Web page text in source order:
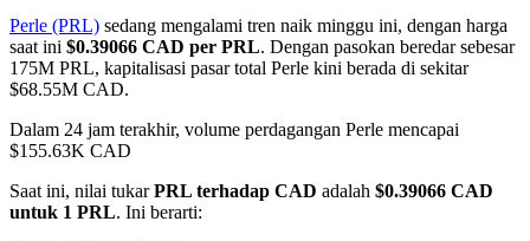
COIN-M Berjangka
Mata Uang Kripto Berjangka
TradFi
Derivatif saham, forex, logam mulia, dan komoditas
Perle (PRL) sedang mengalami tren naik minggu ini, dengan harga
saat ini $0.39066 CAD per PRL. Dengan pasokan beredar sebesar
175M PRL, kapitalisasi pasar total Perle kini berada di sekitar
$68.55M CAD.
Dalam 24 jam terakhir, volume perdagangan Perle mencapai
$155.63K CAD
Saat ini, nilai tukarPRL terhadap CAD adalah $0.39066 CAD
untuk 1 PRL. Ini berarti: